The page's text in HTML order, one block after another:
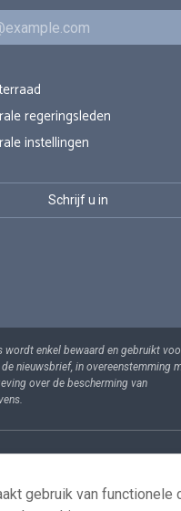
regeringsleden
instellingen
wordt enkel bewaard en gebruikt
nieuwsbrief, in overeenstemming
over de bescherming van
gebruik van functionele